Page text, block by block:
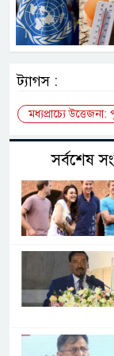
ট্যাগস :
মধ্যপ্রাচ্যে
সর্বশেষ